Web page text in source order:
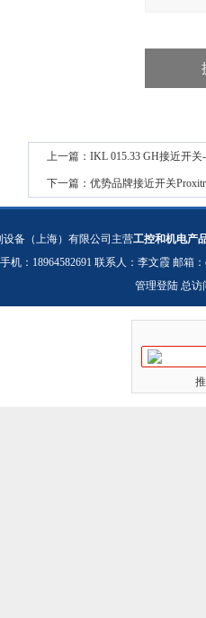
上一篇： IKL 015.33 GH接近开关
下一篇： 优势品牌接近开关
设备（上海）有限公司主营工控和机电产
机：18964582691 联系人：李文霞 邮箱：
管理登陆 总访